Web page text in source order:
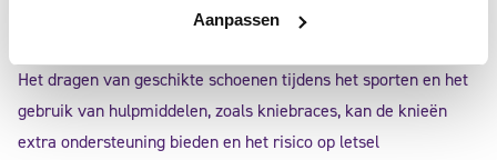
Aanpassen
het risico op letsel te verminderen.
Het dragen van geschikte schoenen tijdens het sporten en het
gebruik van hulpmiddelen, zoals kniebraces, kan de knieën
extra ondersteuning bieden en het risico op letsel